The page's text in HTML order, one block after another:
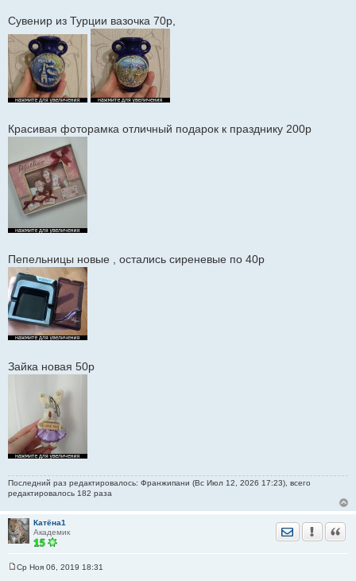
Сувенир из Турции вазочка 70р,
Красивая фоторамка отличный подарок к празднику 200р
Пепельницы новые , остались сиреневые по 40р
Зайка новая 50р
Последний раз редактировалось: Франжипани (Вс Июл 12, 2026 17:23), всего
редактировалось 182 раза
Катёна1
Академик
Отправить
Ср Ноя 06, 2019 18:31